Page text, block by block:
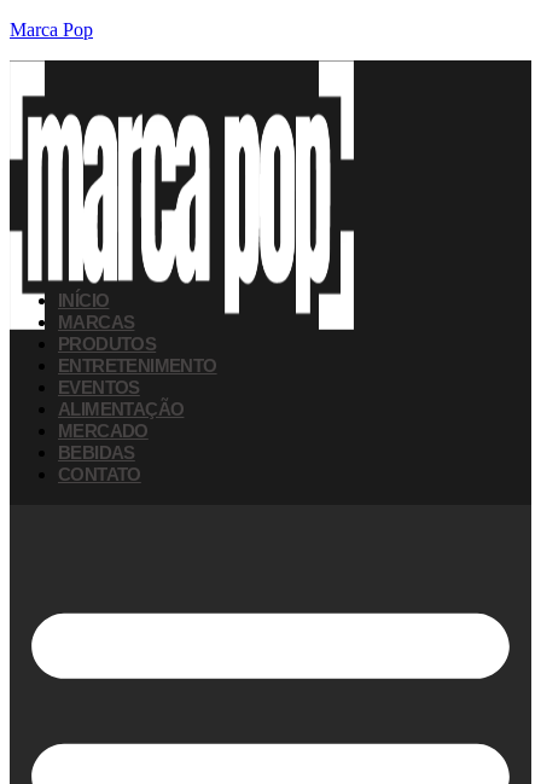
Marca Pop
INÍCIO
MARCAS
PRODUTOS
ENTRETENIMENTO
EVENTOS
ALIMENTAÇÃO
MERCADO
BEBIDAS
CONTATO